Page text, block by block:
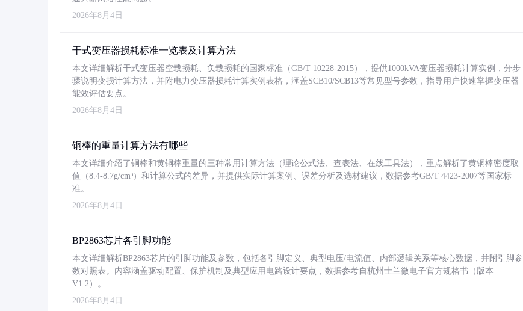
2026年8月4日
干式变压器损耗标准一览表及计算方法
本文详细解析干式变压器空载损耗、负载损耗的国家标准（GB/T 10228-2015），提供1000kVA变压器损耗计算实例，分步
骤说明变损计算方法，并附电力变压器损耗计算实例表格，涵盖SCB10/SCB13等常见型号参数，指导用户快速掌握变压器
能效评估要点。
2026年8月4日
铜棒的重量计算方法有哪些
本文详细介绍了铜棒和黄铜棒重量的三种常用计算方法（理论公式法、查表法、在线工具法），重点解析了黄铜棒密度取
值（8.4-8.7g/cm³）和计算公式的差异，并提供实际计算案例、误差分析及选材建议，数据参考GB/T 4423-2007等国家标
准。
2026年8月4日
BP2863芯片各引脚功能
本文详细解析BP2863芯片的引脚功能及参数，包括各引脚定义、典型电压/电流值、内部逻辑关系等核心数据，并附引脚参
数对照表。内容涵盖驱动配置、保护机制及典型应用电路设计要点，数据参考自杭州士兰微电子官方规格书（版本
V1.2）。
2026年8月4日